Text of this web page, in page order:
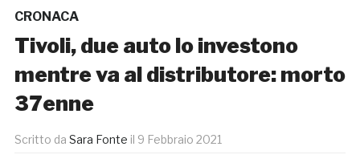
CRONACA
Tivoli, due auto lo investono
mentre va al distributore: morto
37enne
Scritto da Sara Fonte il 9 Febbraio 2021